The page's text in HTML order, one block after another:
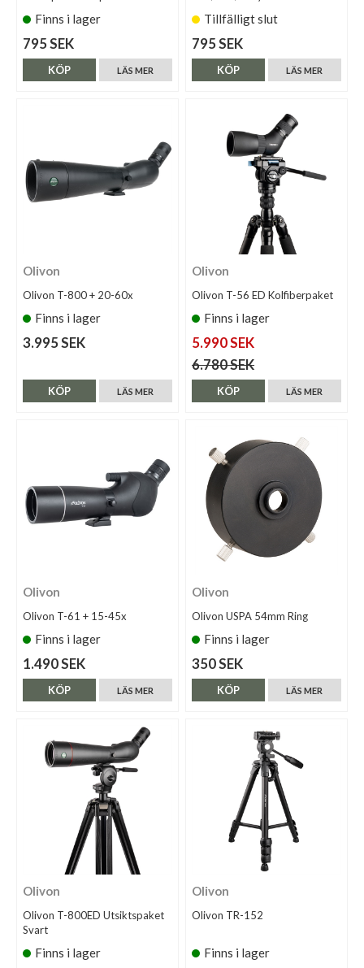
Finns i lager
795 SEK
LÄS MER
KÖP
Tillfälligt slut
795 SEK
LÄS MER
KÖP
Olivon
Olivon T-800 + 20-60x
Finns i lager
3.995 SEK
LÄS MER
KÖP
Olivon
Olivon T-56 ED Kolfiberpaket
Finns i lager
5.990 SEK
6.780 SEK
LÄS MER
KÖP
Olivon
Olivon T-61 + 15-45x
Finns i lager
1.490 SEK
LÄS MER
KÖP
Olivon
Olivon USPA 54mm Ring
Finns i lager
350 SEK
LÄS MER
KÖP
Olivon
Olivon T-800ED Utsiktspaket
Svart
Finns i lager
Olivon
Olivon TR-152
Finns i lager